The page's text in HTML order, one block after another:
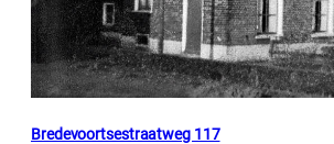
Bredevoortsestraatweg 117